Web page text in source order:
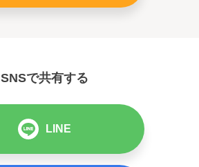
SNSで共有する
LINE